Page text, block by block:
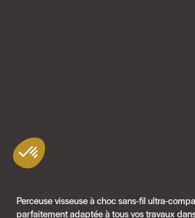
Perceuse visseuse à choc sans-fil ultra-
parfaitement adaptée à tous vos travaux